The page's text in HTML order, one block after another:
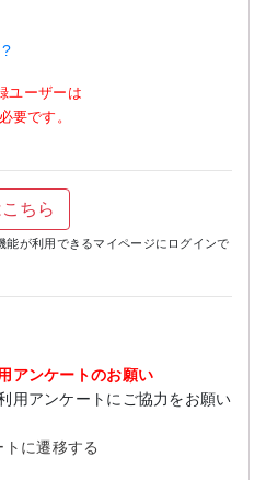
ユーザーは
要です。
ちら
能が利用できるマイページにログインで
アンケートのお願い
用アンケートにご協力をお願い
トに遷移する